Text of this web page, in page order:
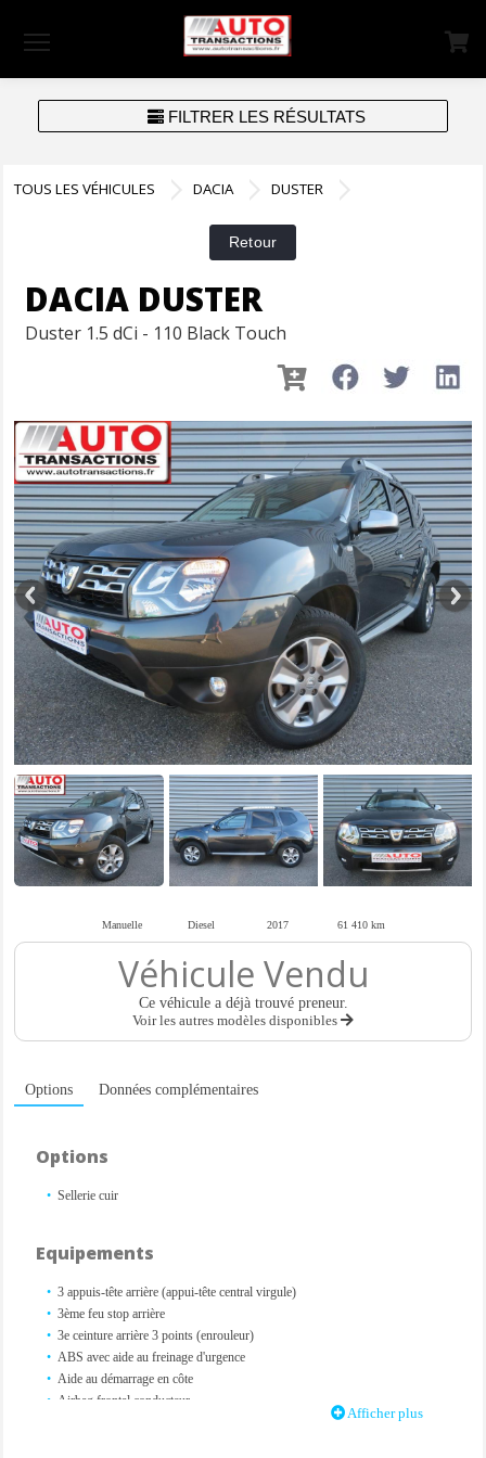
FILTRER LES RÉSULTATS
TOUS LES VÉHICULES DACIA DUSTER
DACIA DUSTER
Duster 1.5 dCi - 110 Black Touch
Manuelle Diesel 2017 61 410 km
Véhicule Vendu
Ce véhicule a déjà trouvé preneur.
Voir les autres modèles disponibles
Options Données complémentaires
Options
Sellerie cuir
Equipements
3 appuis-tête arrière (appui-tête central virgule)
3ème feu stop arrière
3e ceinture arrière 3 points (enrouleur)
ABS avec aide au freinage d'urgence
Aide au démarrage en côte
Airbag frontal conducteur
Afficher plus